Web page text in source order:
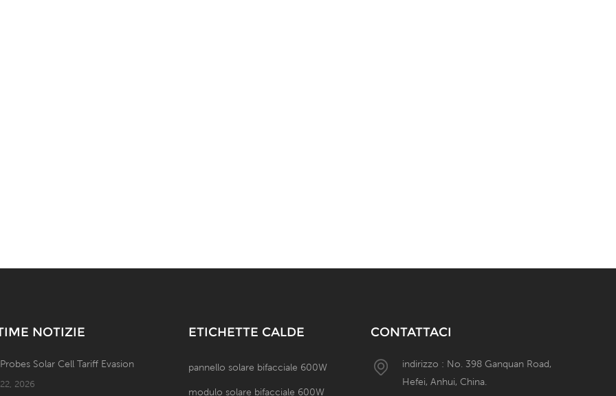
NOTIZIE
Probes Solar Cell Tariff Evasion
2026
ETICHETTE CALDE
pannello solare bifacciale 600W
modulo solare bifacciale 600W
CONTATTACI
indirizzo : No. 398 Ganquan Road,
Hefei, Anhui, China.